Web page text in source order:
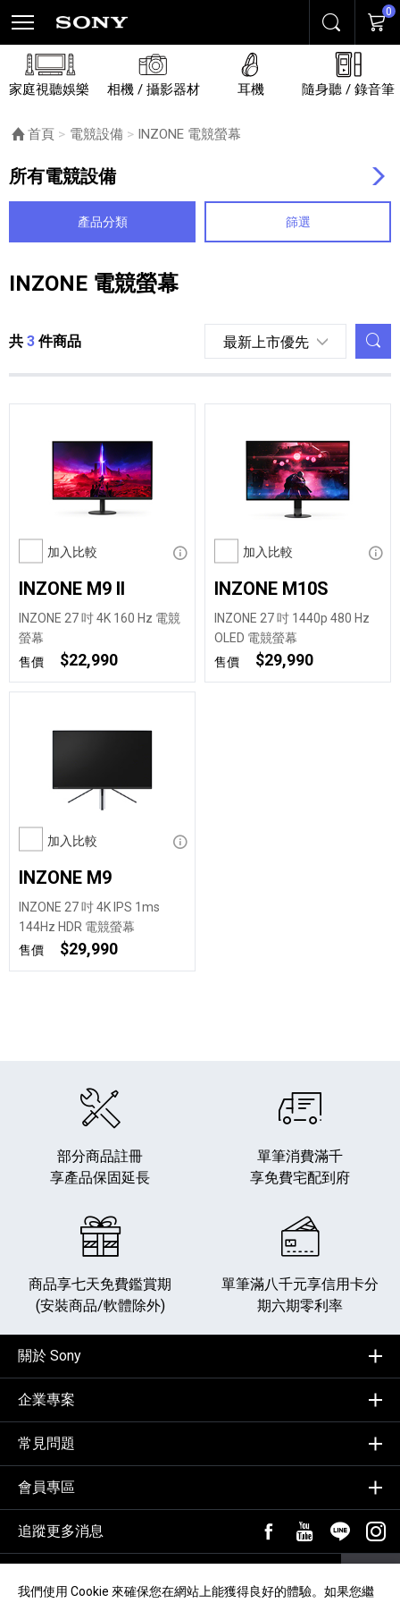
我們使用 Cookie 來確保您在網站上能獲得良好的體驗。如果您繼
搜尋 購物
0
家庭視聽娛樂 相機 / 攝影器材 耳機 隨身聽 / 錄音筆
首頁 電競設備 目前頁面：
INZONE 電競螢幕
所有電競設備
產品分類 篩選
INZONE 電競螢幕
共 3 件商品
加入比較 顯示資訊
INZONE M9 II
INZONE 27 吋 4K 160 Hz 電競
螢幕
售價
$22,990
加入比較 顯示
INZONE M10S
INZONE 27 吋 1440p 480 Hz
OLED 電競螢幕
售價
$29,990
加入比較 顯示資訊
INZONE M9
INZONE 27 吋 4K IPS 1ms
144Hz HDR 電競螢幕
售價
$29,990
部分商品註冊
享產品保固延長
單筆消費滿千
享免費宅配到府
商品享七天免費鑑賞期
(安裝商品/軟體除外)
單筆滿八千元享信用卡分
期六期零利率
關於 Sony
企業專案
常見問題
會員專區
追蹤更多消息
FB粉絲專頁[另開新
YouTube頻道[
加入 追
輸入Email，訂閱電子報